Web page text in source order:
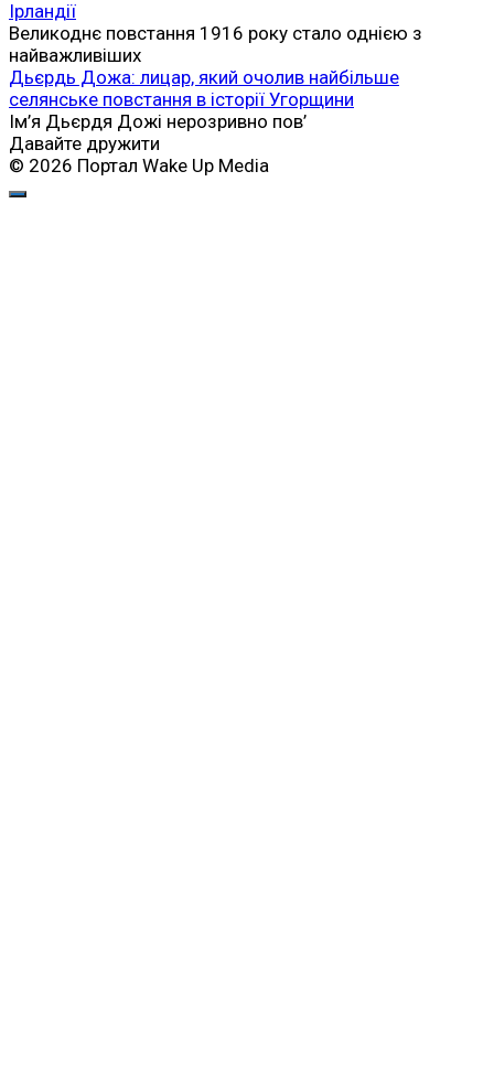
Ірландії
Великоднє повстання 1916 року стало однією з
найважливіших
Дьєрдь Дожа: лицар, який очолив найбільше
селянське повстання в історії Угорщини
Ім’я Дьєрдя Дожі нерозривно пов’
Давайте дружити
© 2026 Портал Wake Up Media